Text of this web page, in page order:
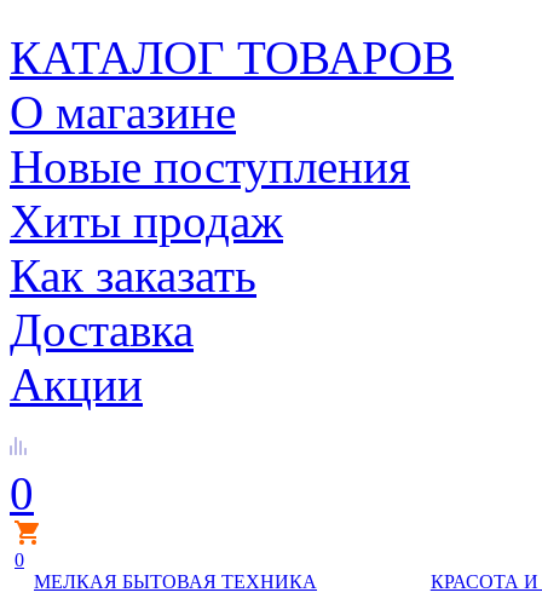
КАТАЛОГ ТОВАРОВ
О магазине
Новые поступления
Хиты продаж
Как заказать
Доставка
Акции
0
0
МЕЛКАЯ БЫТОВАЯ ТЕХНИКА
КРАСОТА И